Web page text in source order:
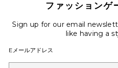
Favorite ビーチサン
ファッションゲ
Sign up for our email
like having a
Eメールアドレス